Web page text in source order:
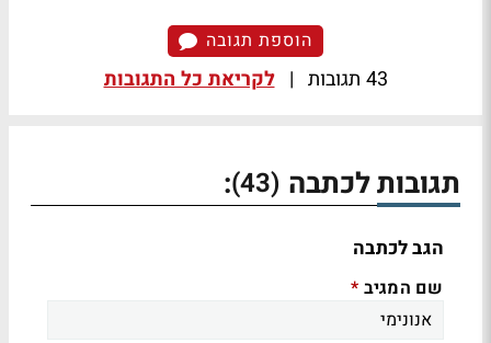
הוספת תגובה
43 תגובות | לקריאת כל התגובות
תגובות לכתבה (43)
:
הגב לכתבה
שם המגיב *